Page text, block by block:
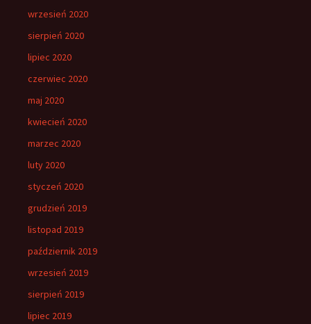
wrzesień 2020
sierpień 2020
lipiec 2020
czerwiec 2020
maj 2020
kwiecień 2020
marzec 2020
luty 2020
styczeń 2020
grudzień 2019
listopad 2019
październik 2019
wrzesień 2019
sierpień 2019
lipiec 2019